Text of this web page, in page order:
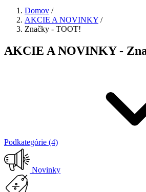
Domov /
AKCIE A NOVINKY /
Značky - TOOT!
AKCIE A NOVINKY -
Podkategórie (4)
Novinky